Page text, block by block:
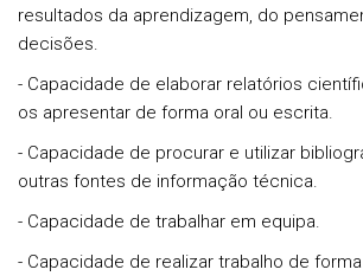
resultados da aprendizagem, do
decisões.
- Capacidade de elaborar relatórios
os apresentar de forma oral ou escrita.
- Capacidade de procurar e utilizar
outras fontes de informação técnica.
- Capacidade de trabalhar em equipa.
- Capacidade de realizar trabalho de